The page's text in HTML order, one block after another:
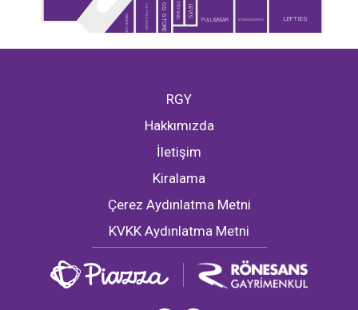
DEMLİK CAFE GS STORE LEVI'S
PULL&BEAR STRADIVARIUS
U.S. POLO ASSN. LEFTIES
STEFANEL
RGY
Hakkımızda
İletişim
Kiralama
Çerez Aydınlatma Metni
KVKK Aydınlatma Metni